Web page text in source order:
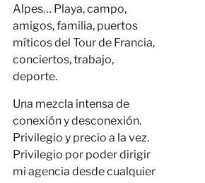
Alpes… Playa, campo,
amigos, familia, puertos
míticos del Tour de Francia,
conciertos, trabajo,
deporte.
Una mezcla intensa de
conexión y desconexión.
Privilegio y precio a la vez.
Privilegio por poder dirigir
mi agencia desde cualquier